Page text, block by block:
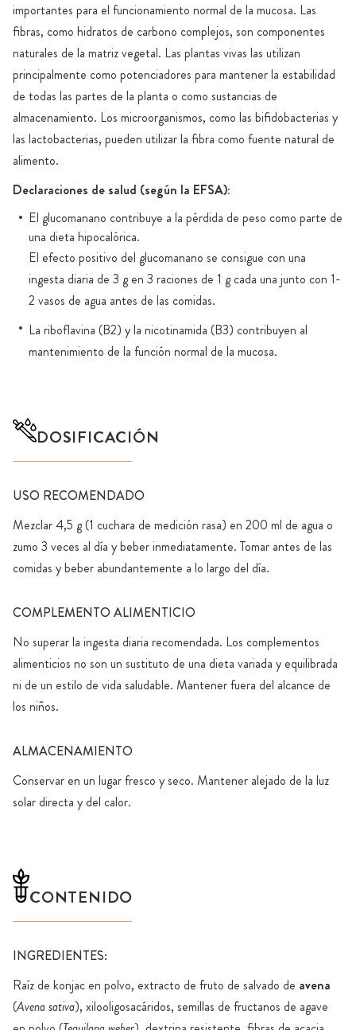
importantes para el funcionamiento normal de la mucosa. Las
fibras, como hidratos de carbono complejos, son componentes
naturales de la matriz vegetal. Las plantas vivas las utilizan
principalmente como potenciadores para mantener la estabilidad
de todas las partes de la planta o como sustancias de
almacenamiento. Los microorganismos, como las bifidobacterias y
las lactobacterias, pueden utilizar la fibra como fuente natural de
alimento.
Declaraciones de salud (según la EFSA):
El glucomanano contribuye a la pérdida de peso como parte de
una dieta hipocalórica.
El efecto positivo del glucomanano se consigue con una
ingesta diaria de 3 g en 3 raciones de 1 g cada una junto con 1-
2 vasos de agua antes de las comidas.
La riboflavina (B2) y la nicotinamida (B3) contribuyen al
mantenimiento de la función normal de la mucosa.
DOSIFICACIÓN
USO RECOMENDADO
Mezclar 4,5 g (1 cuchara de medición rasa) en 200 ml de agua o
zumo 3 veces al día y beber inmediatamente. Tomar antes de las
comidas y beber abundantemente a lo largo del día.
COMPLEMENTO ALIMENTICIO
No superar la ingesta diaria recomendada. Los complementos
alimenticios no son un sustituto de una dieta variada y equilibrada
ni de un estilo de vida saludable. Mantener fuera del alcance de
los niños.
ALMACENAMIENTO
Conservar en un lugar fresco y seco. Mantener alejado de la luz
solar directa y del calor.
CONTENIDO
INGREDIENTES:
Raíz de konjac en polvo, extracto de fruto de salvado de avena
(Avena sativa), xilooligosacáridos, semillas de fructanos de agave